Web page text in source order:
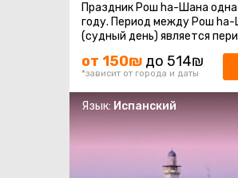
Праздник Рош ha-Шана
году. Период между Рош
(судный день) является
от 150₪ до 514₪
*зависит от города и даты
Язык: Испанский